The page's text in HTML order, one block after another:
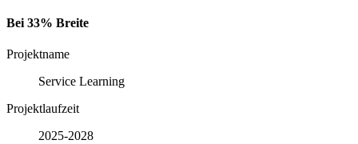
Bei 33% Breite
Projektname
Service Learning
Projektlaufzeit
2025-2028